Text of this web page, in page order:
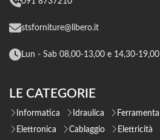
stsforniture@libero.it
Lun - Sab 08,00-13,00 e 14,30-19,00
LE CATEGORIE
Informatica Idraulica Ferramenta
Elettronica
Cablaggio Elettricità